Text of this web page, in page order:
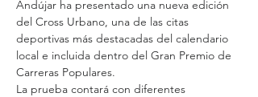
Andújar ha presentado una nueva edición
del Cross Urbano, una de las citas
deportivas más destacadas del calendario
local e incluida dentro del Gran Premio de
Carreras Populares.
La prueba contará con diferentes